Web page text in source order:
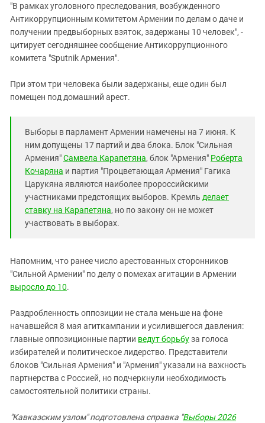
"В рамках уголовного преследования, возбужденного
Антикоррупционным комитетом Армении по делам о даче и
получении предвыборных взяток, задержаны 10 человек", -
цитирует сегодняшнее сообщение Антикоррупционного
комитета "Sputnik Армения".
При этом три человека были задержаны, еще один был
помещен под домашний арест.
Выборы в парламент Армении намечены на 7 июня. К
ним допущены 17 партий и два блока. Блок "Сильная
Армения"Самвела Карапетяна, блок "Армения" Роберта
Кочаряна и партия "Процветающая Армения" Гагика
Царукяна являются наиболее пророссийскими
участниками предстоящих выборов. Кремль делает
ставку на Карапетяна, но по закону он не может
участвовать в выборах.
Напомним, что ранее число арестованных сторонников
"Сильной Армении" по делу о помехах агитации в Армении
выросло до 10.
Раздробленность оппозиции не стала меньше на фоне
начавшейся 8 мая агиткампании и усилившегося давления:
главные оппозиционные партии ведут борьбуза голоса
избирателей и политическое лидерство. Представители
блоков "Сильная Армения" и "Армения" указали на важность
партнерства с Россией, но подчеркнули необходимость
самостоятельной политики страны.
"Кавказским узлом" подготовлена справка "Выборы 2026